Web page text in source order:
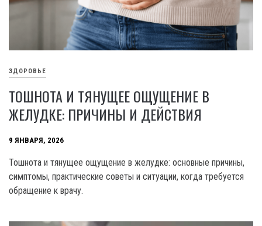
ЗДОРОВЬЕ
ТОШНОТА И ТЯНУЩЕЕ ОЩУЩЕНИЕ В
ЖЕЛУДКЕ: ПРИЧИНЫ И ДЕЙСТВИЯ
9 ЯНВАРЯ, 2026
Тошнота и тянущее ощущение в желудке: основные причины,
симптомы, практические советы и ситуации, когда требуется
обращение к врачу.